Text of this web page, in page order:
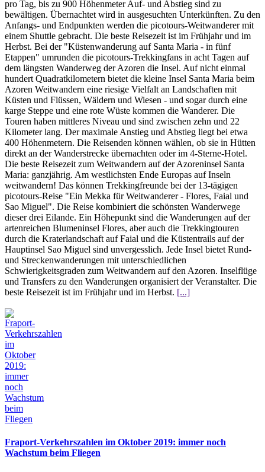
pro Tag, bis zu 900 Höhenmeter Auf- und Abstieg sind zu
bewältigen. Übernachtet wird in ausgesuchten Unterkünften. Zu den
Anfangs- und Endpunkten werden die picotours-Weitwanderer mit
einem Shuttle gebracht. Die beste Reisezeit ist im Frühjahr und im
Herbst. Bei der "Küstenwanderung auf Santa Maria - in fünf
Etappen" umrunden die picotours-Trekkingfans in acht Tagen auf
dem längsten Wanderweg der Azoren die Insel. Auf nicht einmal
hundert Quadratkilometern bietet die kleine Insel Santa Maria beim
Azoren Weitwandern eine riesige Vielfalt an Landschaften mit
Küsten und Flüssen, Wäldern und Wiesen - und sogar durch eine
karge Steppe und eine rote Wüste kommen die Wanderer. Die
Touren haben mittleres Niveau und sind zwischen zehn und 22
Kilometer lang. Der maximale Anstieg und Abstieg liegt bei etwa
400 Höhenmetern. Die Reisenden können wählen, ob sie in Hütten
direkt an der Wanderstrecke übernachten oder im 4-Sterne-Hotel.
Die beste Reisezeit zum Weitwandern auf der Azoreninsel Santa
Maria: ganzjährig. Am westlichsten Ende Europas auf Inseln
weitwandern! Das können Trekkingfreunde bei der 13-tägigen
picotours-Reise "Ein Mekka für Weitwanderer - Flores, Faial und
Sao Miguel". Die Reise kombiniert die schönsten Wanderwege
dieser drei Eilande. Ein Höhepunkt sind die Wanderungen auf der
artenreichen Blumeninsel Flores, aber auch die Trekkingtouren
durch die Kraterlandschaft auf Faial und die Küstentrails auf der
Hauptinsel Sao Miguel sind unvergesslich. Jede Insel bietet Rund-
und Streckenwanderungen mit unterschiedlichen
Schwierigkeitsgraden zum Weitwandern auf den Azoren. Inselflüge
und Transfers zu den Wanderungen organisiert der Veranstalter. Die
beste Reisezeit ist im Frühjahr und im Herbst. [...]
Fraport-Verkehrszahlen im Oktober 2019: immer noch
Wachstum beim Fliegen